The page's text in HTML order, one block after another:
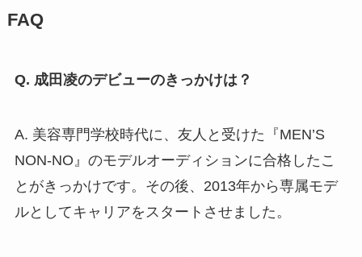
FAQ
Q. 成田凌のデビューのきっかけは？
A. 美容専門学校時代に、友人と受けた『MEN’S
NON-NO』のモデルオーディションに合格したこ
とがきっかけです。その後、2013年から専属モデ
ルとしてキャリアをスタートさせました。